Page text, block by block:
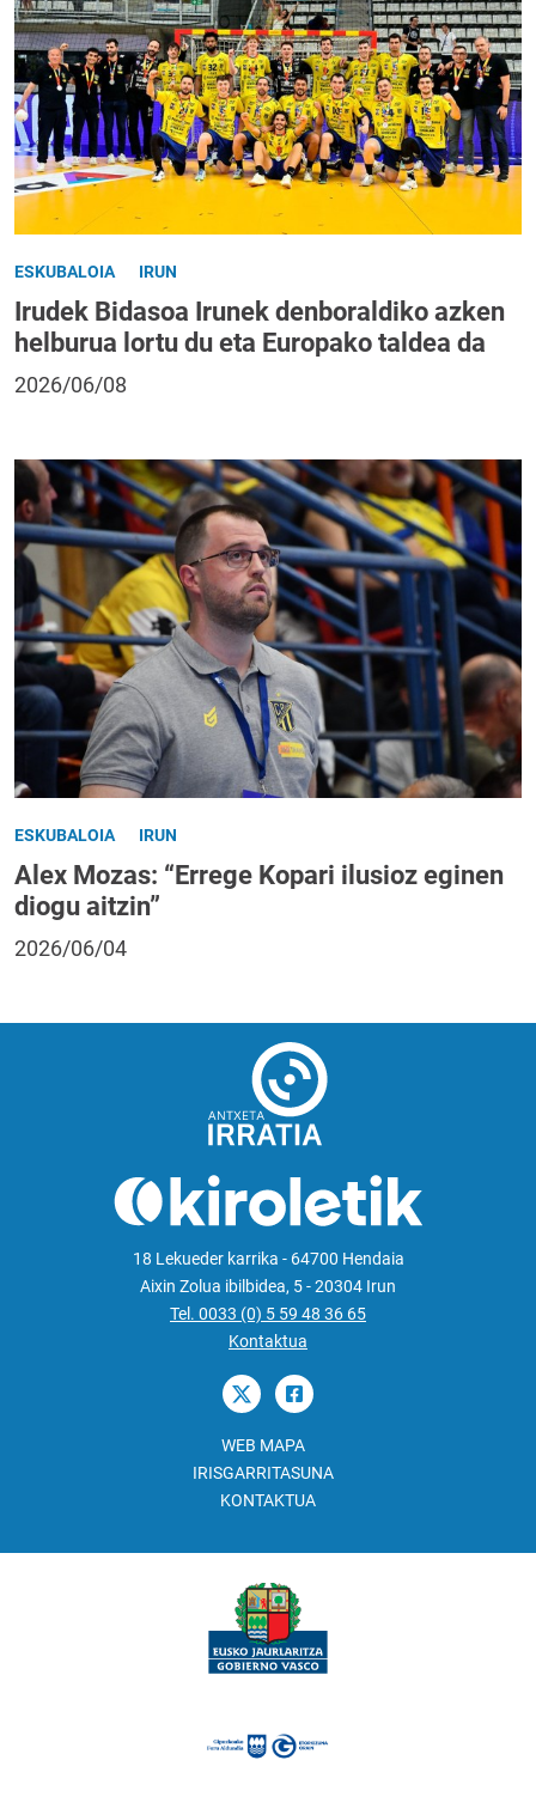
ESKUBALOIA IRUN
Irudek Bidasoa Irunek denboraldiko azken
helburua lortu du eta Europako taldea da
2026/06/08
ESKUBALOIA IRUN
Alex Mozas: “Errege Kopari ilusioz eginen
diogu aitzin”
2026/06/04
18 Lekueder karrika - 64700 Hendaia
Aixin Zolua ibilbidea, 5 - 20304 Irun
Tel. 0033 (0) 5 59 48 36 65
Kontaktua
WEB MAPA
IRISGARRITASUNA
KONTAKTUA